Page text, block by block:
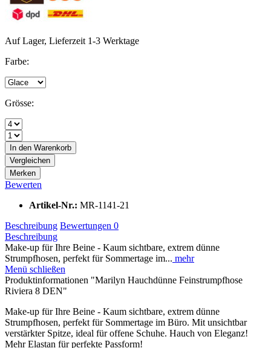
Auf Lager, Lieferzeit 1-3 Werktage
Farbe:
Grösse:
In den Warenkorb
Vergleichen
Merken
Bewerten
Artikel-Nr.: MR-1141-21
Beschreibung Bewertungen 0
Beschreibung
Make-up für Ihre Beine - Kaum sichtbare, extrem dünne
Strumpfhosen, perfekt für Sommertage im... mehr
Menü schließen
Produktinformationen "Marilyn Hauchdünne Feinstrumpfhose
Riviera 8 DEN"
Make-up für Ihre Beine - Kaum sichtbare, extrem dünne
Strumpfhosen, perfekt für Sommertage im Büro. Mit unsichtbar
verstärkter Spitze, ideal für offene Schuhe. Hauch von Eleganz!
Mehr Elastan für perfekte Passform!